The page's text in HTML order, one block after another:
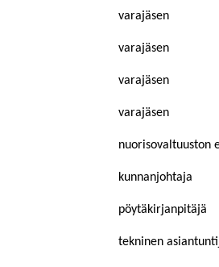
varajäsen
varajäsen
varajäsen
varajäsen
nuorisovaltuuston
kunnanjohtaja
pöytäkirjanpitäjä
tekninen